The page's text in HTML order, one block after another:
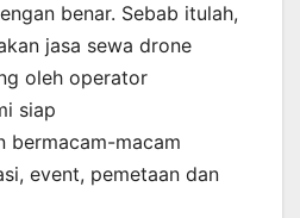
benar. Sebab itulah,
jasa sewa drone
oleh operator
siap
bermacam-macam
event, pemetaan dan